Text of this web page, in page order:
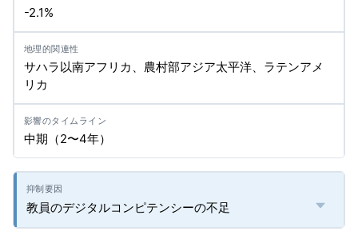
-2.1%
サハラ以南アフリカ、農村部アジア太平洋、ラテンアメ
リカ
中期（2〜4年）
教員のデジタルコンピテンシーの不足